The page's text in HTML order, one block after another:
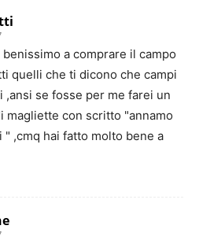
a comprare il campo
quelli che ti dicono che campi
,ansi se fosse per me farei un
magliette con scritto "annamo
" ,cmq hai fatto molto bene a